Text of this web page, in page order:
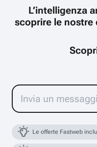
L’intelligenza
scoprire le nostre
Le offerte Fastweb